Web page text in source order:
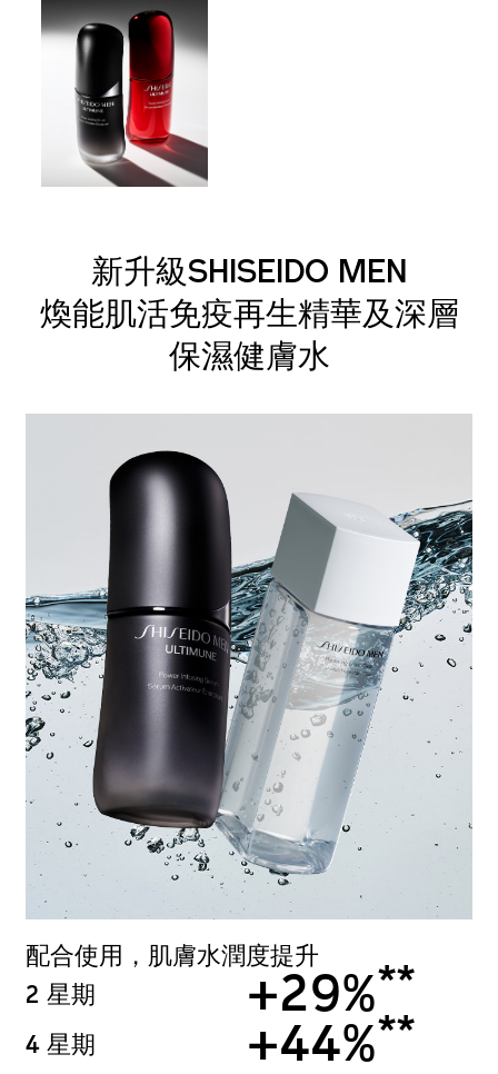
新升級SHISEIDO MEN
煥能肌活免疫再生精華及深層
保濕健膚水
配合使用，肌膚水潤度提升
2 星期
+29%**
4 星期 +44%**